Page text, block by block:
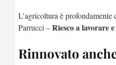
L’agricoltura è
Parrucci –Riesco a lavorare
Rinnovato